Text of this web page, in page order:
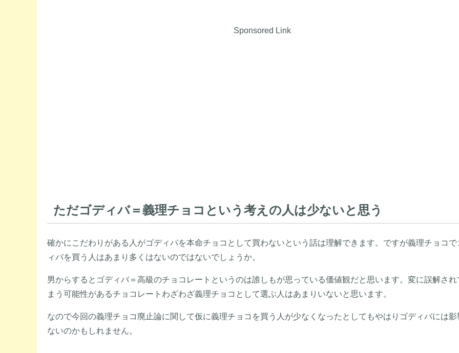
Sponsored Link
ただゴディバ＝義理チョコという考えの人は少ないと思う
確かにこだわりがある人がゴディバを本命チョコとして買わないという話は理解できます。ですが義理チョコで
ィバを買う人はあまり多くはないのではないでしょうか。
男からするとゴディバ＝高級のチョコレートというのは誰しもが思っている価値観だと思います。変に誤解され
まう可能性があるチョコレートわざわざ義理チョコとして選ぶ人はあまりいないと思います。
なので今回の義理チョコ廃止論に関して仮に義理チョコを買う人が少なくなったとしてもやはりゴディバには影
ないのかもしれません。